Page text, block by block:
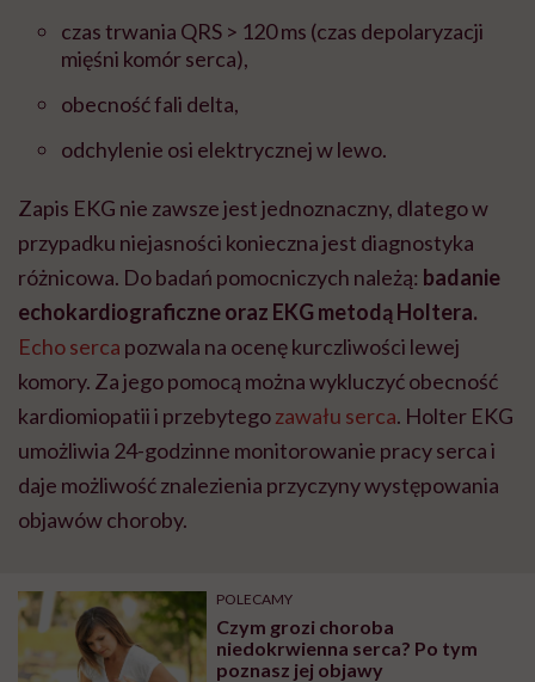
czas trwania QRS > 120 ms (czas depolaryzacji
mięśni komór serca),
obecność fali delta,
odchylenie osi elektrycznej w lewo.
Zapis EKG nie zawsze jest jednoznaczny, dlatego w
przypadku niejasności konieczna jest diagnostyka
różnicowa. Do badań pomocniczych należą: badanie
echokardiograficzne oraz EKG metodą Holtera.
Echo serca pozwala na ocenę kurczliwości lewej
komory. Za jego pomocą można wykluczyć obecność
kardiomiopatii i przebytegozawału serca. Holter EKG
umożliwia 24-godzinne monitorowanie pracy serca i
daje możliwość znalezienia przyczyny występowania
objawów choroby.
POLECAMY
Czym grozi choroba
niedokrwienna serca? Po tym
poznasz jej objawy